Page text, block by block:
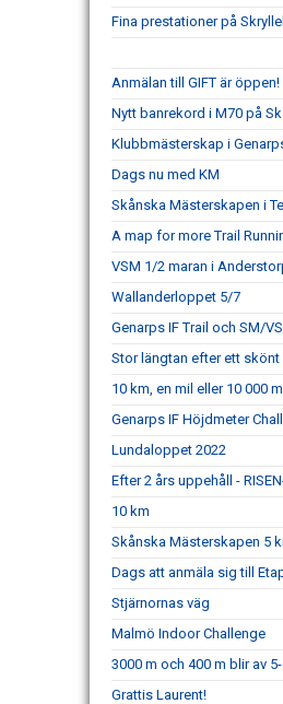
Fina prestationer på
Anmälan till GIFT är öppen!
Nytt banrekord i M70 på
Klubbmästerskap i
Dags nu med KM
Skånska Mästerskapen i
A map for more Trail
VSM 1/2 maran i
Wallanderloppet 5/7
Genarps IF Trail och SM/
Stor längtan efter ett skönt
10 km, en mil eller 10 000
Genarps IF Höjdmeter
Lundaloppet 2022
Efter 2 års uppehåll -
10 km
Skånska Mästerskapen 5
Dags att anmäla sig till
Stjärnornas väg
Malmö Indoor Challenge
3000 m och 400 m blir av
Grattis Laurent!